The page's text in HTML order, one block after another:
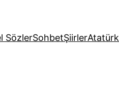
SözlerSohbetŞiirlerAtatürk